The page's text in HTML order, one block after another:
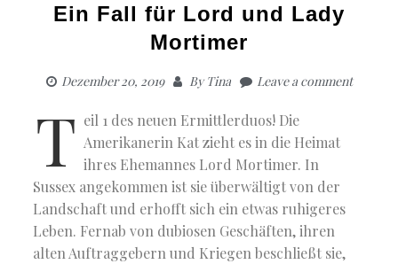
Ein Fall für Lord und Lady
Mortimer
Dezember 20, 2019 ByTina Leave a comment
T eil 1 des neuen Ermittlerduos! Die
Amerikanerin Kat zieht es in die Heimat
ihres Ehemannes Lord Mortimer. In
Sussex angekommen ist sie überwältigt von der
Landschaft und erhofft sich ein etwas ruhigeres
Leben. Fernab von dubiosen Geschäften, ihren
alten Auftraggebern und Kriegen beschließt sie,